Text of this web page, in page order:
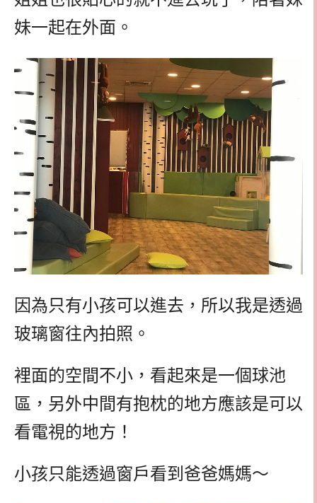
妹一起在外面。
因為只有小孩可以進去，所以我是透過
玻璃窗往內拍照。
裡面的空間不小，看起來是一個球池
區，另外中間有抱枕的地方應該是可以
看電視的地方！
小孩只能透過窗戶看到爸爸媽媽～